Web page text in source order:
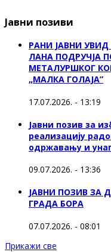
Јавни позиви
РАНИ ЈАВНИ
ЛАНА ПОДРУЧЈА
МЕТАЛУРШКОГ
„МАЛКА ГОЛАЈА”
17.07.2026. - 13:19
Јавни позив за
реализацију
одржавању и
09.07.2026. - 13:36
ЈАВНИ ПОЗИВ ЗА
ГРАДА БОРА
07.07.2026. - 08:01
Прикажи све